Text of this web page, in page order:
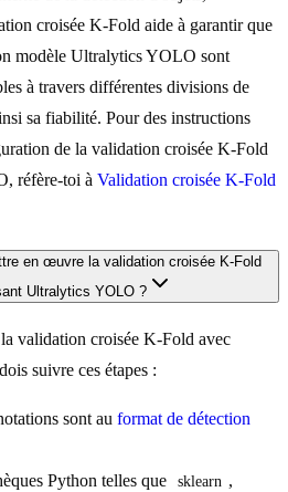
croisée K-Fold aide à garantir que
modèle Ultralytics YOLO sont
à travers différentes divisions de
sa fiabilité. Pour des instructions
de la validation croisée K-Fold
réfère-toi à Validation croisée K-Fold
en œuvre la validation croisée K-Fold
Ultralytics YOLO ?
validation croisée K-Fold avec
suivre ces étapes :
sont au format de détection
Python telles que
sklearn ,